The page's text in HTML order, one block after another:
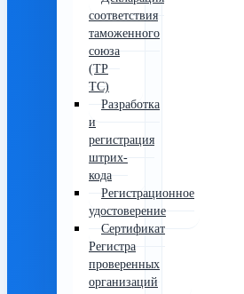
соответствия
таможенного
союза
(ТР
ТС)
Разработка
и
регистрация
штрих-
кода
Регистрационное
удостоверение
Сертификат
Регистра
проверенных
организаций